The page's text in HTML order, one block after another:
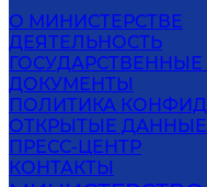
О МИНИСТЕРСТВЕ
ДЕЯТЕЛЬНОСТЬ
ГОСУДАРСТВЕННЫЕ
ДОКУМЕНТЫ
ПОЛИТИКА
ОТКРЫТЫЕ ДАННЫЕ
ПРЕСС-ЦЕНТР
КОНТАКТЫ